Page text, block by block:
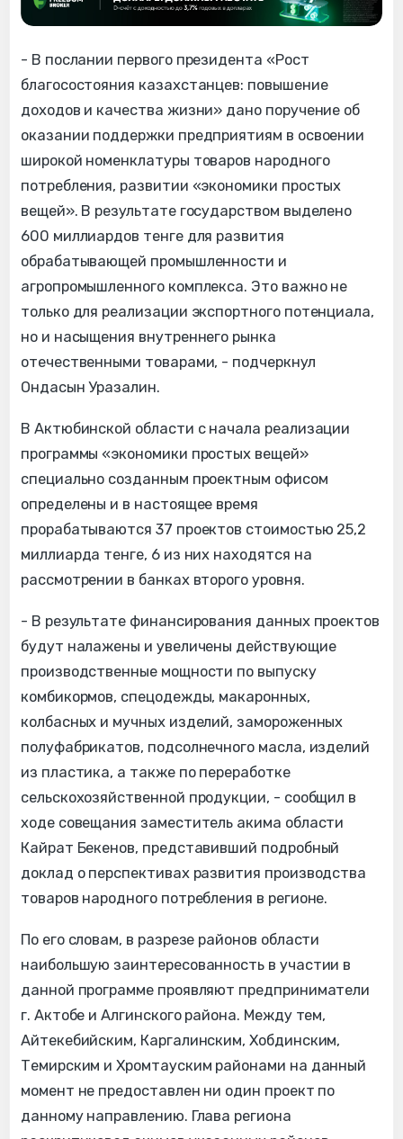
- В послании первого президента «Рост
благосостояния казахстанцев: повышение
доходов и качества жизни» дано поручение об
оказании поддержки предприятиям в освоении
широкой номенклатуры товаров народного
потребления, развитии «экономики простых
вещей». В результате государством выделено
600 миллиардов тенге для развития
обрабатывающей промышленности и
агропромышленного комплекса. Это важно не
только для реализации экспортного потенциала,
но и насыщения внутреннего рынка
отечественными товарами, - подчеркнул
Ондасын Уразалин.
В Актюбинской области с начала реализации
программы «экономики простых вещей»
специально созданным проектным офисом
определены и в настоящее время
прорабатываются 37 проектов стоимостью 25,2
миллиарда тенге, 6 из них находятся на
рассмотрении в банках второго уровня.
- В результате финансирования данных проектов
будут налажены и увеличены действующие
производственные мощности по выпуску
комбикормов, спецодежды, макаронных,
колбасных и мучных изделий, замороженных
полуфабрикатов, подсолнечного масла, изделий
из пластика, а также по переработке
сельскохозяйственной продукции, - сообщил в
ходе совещания заместитель акима области
Кайрат Бекенов, представивший подробный
доклад о перспективах развития производства
товаров народного потребления в регионе.
По его словам, в разрезе районов области
наибольшую заинтересованность в участии в
данной программе проявляют предприниматели
г. Актобе и Алгинского района. Между тем,
Айтекебийским, Каргалинским, Хобдинским,
Темирским и Хромтауским районами на данный
момент не предоставлен ни один проект по
данному направлению. Глава региона